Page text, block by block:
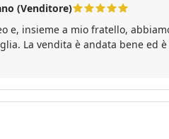
(Venditore)
e, insieme a mio fratello,
La vendita è andata bene ed
di entrambi.